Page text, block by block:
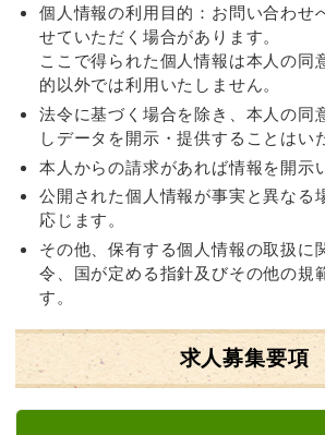
個人情報の利用目的：お問い合わせ
せていただく場合があります。
ここで得られた個人情報は本人の同
的以外では利用いたしません。
法令に基づく場合を除き、本人の同
しデータを開示・提供することはい
本人からの請求があれば情報を開示
公開された個人情報が事実と異なる
応じます。
その他、保有する個人情報の取扱に
令、国が定める指針及びその他の規
す。
求人募集要項